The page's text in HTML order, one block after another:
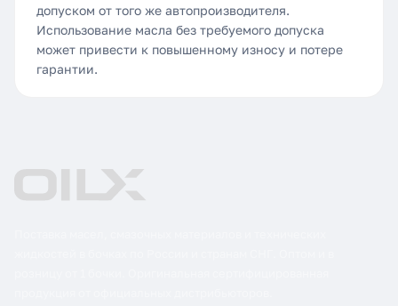
допуском от того же автопроизводителя.
Использование масла без требуемого допуска
может привести к повышенному износу и потере
гарантии.